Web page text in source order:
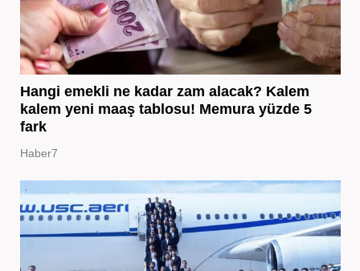
Hangi emekli ne kadar zam alacak? Kalem
kalem yeni maaş tablosu! Memura yüzde 5
fark
Haber7